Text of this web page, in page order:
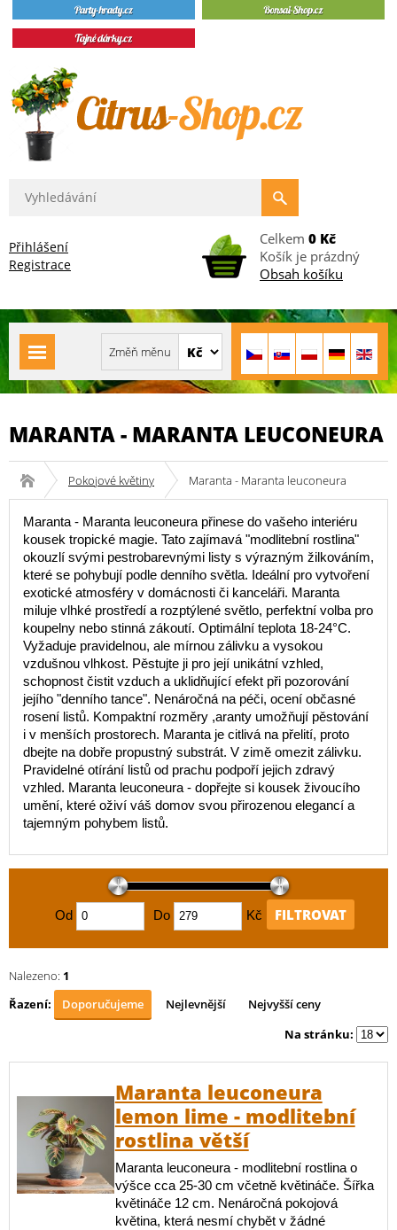
Přihlášení
Registrace
Celkem 0 Kč
Košík je prázdný
Obsah košíku
MARANTA - MARANTA LEUCONEURA
Pokojové květiny Maranta - Maranta leuconeura
Maranta - Maranta leuconeura přinese do vašeho interiéru
kousek tropické magie. Tato zajímavá "modlitební rostlina"
okouzlí svými pestrobarevnými listy s výrazným žilkováním,
které se pohybují podle denního světla. Ideální pro vytvoření
exotické atmosféry v domácnosti či kanceláři. Maranta
miluje vlhké prostředí a rozptýlené světlo, perfektní volba pro
koupelny nebo stinná zákoutí. Optimální teplota 18-24°C.
Vyžaduje pravidelnou, ale mírnou zálivku a vysokou
vzdušnou vlhkost. Pěstujte ji pro její unikátní vzhled,
schopnost čistit vzduch a uklidňující efekt při pozorování
jejího "denního tance". Nenáročná na péči, ocení občasné
rosení listů. Kompaktní rozměry ,aranty umožňují pěstování
i v menších prostorech. Maranta je citlivá na přelití, proto
dbejte na dobře propustný substrát. V zimě omezit zálivku.
Pravidelné otírání listů od prachu podpoří jejich zdravý
vzhled. Maranta leuconeura - dopřejte si kousek živoucího
umění, které oživí váš domov svou přirozenou elegancí a
tajemným pohybem listů.
Od Do Kč FILTROVAT
Nalezeno: 1
Řazení:
Doporučujeme Nejlevnější
Nejvyšší ceny
Na stránku:
Maranta leuconeura
lemon lime - modlitební
rostlina větší
Maranta leuconeura - modlitební rostlina o
výšce cca 25-30 cm včetně květináče. Šířka
květináče 12 cm. Nenáročná pokojová
květina, která nesmí chybět v žádné